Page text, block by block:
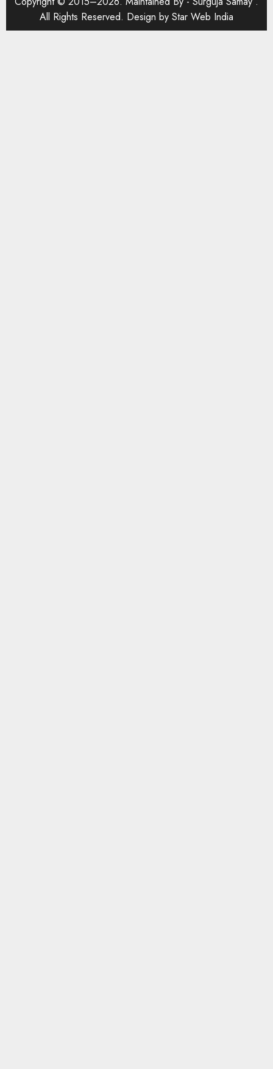
All Rights Reserved. Design by Star Web India